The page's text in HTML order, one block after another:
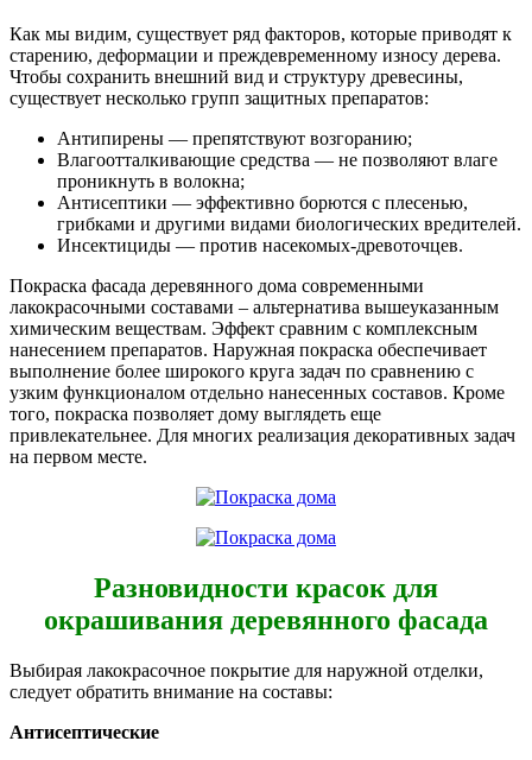
Как мы видим, существует ряд факторов, которые приводят к
старению, деформации и преждевременному износу дерева.
Чтобы сохранить внешний вид и структуру древесины,
существует несколько групп защитных препаратов:
Антипирены — препятствуют возгоранию;
Влагоотталкивающие средства — не позволяют влаге
проникнуть в волокна;
Антисептики — эффективно борются с плесенью,
грибками и другими видами биологических вредителей.
Инсектициды — против насекомых-древоточцев.
Покраска фасада деревянного дома современными
лакокрасочными составами – альтернатива вышеуказанным
химическим веществам. Эффект сравним с комплексным
нанесением препаратов. Наружная покраска обеспечивает
выполнение более широкого круга задач по сравнению с
узким функционалом отдельно нанесенных составов. Кроме
того, покраска позволяет дому выглядеть еще
привлекательнее. Для многих реализация декоративных задач
на первом месте.
Разновидности красок для
окрашивания деревянного фасада
Выбирая лакокрасочное покрытие для наружной отделки,
следует обратить внимание на составы:
Антисептические